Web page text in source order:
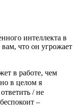
интеллекта в
что он угрожает
в работе, чем
в целом я
/ не
–